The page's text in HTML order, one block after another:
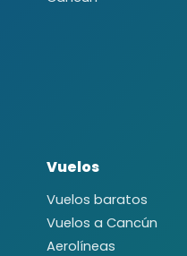
Vuelos
Vuelos baratos
Vuelos a Cancún
Aerolíneas